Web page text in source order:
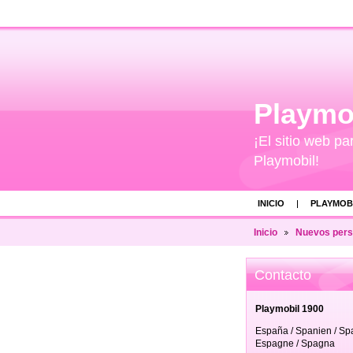
¡El sitio web
Playmobil!
INICIO
Inicio Nuevos
Contacto
Playmobil 1900
España / Spanien /
Espagne / Spagna